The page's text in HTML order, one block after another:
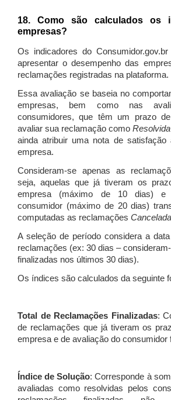
18. Como são calculados os
empresas?
Os indicadores do
apresentar o desempenho das
reclamações registradas na plataforma.
Essa avaliação se baseia no
empresas, bem como nas
consumidores, que têm um prazo
avaliar sua reclamação como Resolvida
ainda atribuir uma nota de satisfação
empresa.
Consideram-se apenas as
seja, aquelas que já tiveram os
empresa (máximo de 10 dias) e
consumidor (máximo de 20 dias)
computadas as reclamações
A seleção de período considera a
reclamações (ex: 30 dias –
finalizadas nos últimos 30 dias).
Os índices são calculados da seguinte
Total de Reclamações Finalizadas:
de reclamações que já tiveram os
empresa e de avaliação do consumidor
Índice de Solução: Corresponde à
avaliadas como resolvidas pelos